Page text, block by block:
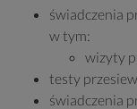
świadczenia
w tym:
wizyty
testy
świadczenia